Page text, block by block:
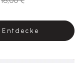
Entdecke